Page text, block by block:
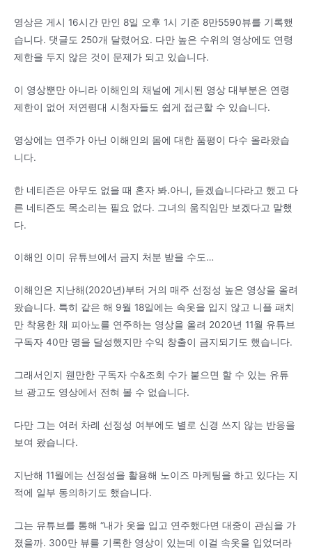
영상은 게시 16시간 만인 8일 오후 1시 기준 8만5590뷰를 기록했
습니다. 댓글도 250개 달렸어요. 다만 높은 수위의 영상에도 연령
제한을 두지 않은 것이 문제가 되고 있습니다.
이 영상뿐만 아니라 이해인의 채널에 게시된 영상 대부분은 연령
제한이 없어 저연령대 시청자들도 쉽게 접근할 수 있습니다.
영상에는 연주가 아닌 이해인의 몸에 대한 품평이 다수 올라왔습
니다.
한 네티즌은 아무도 없을 때 혼자 봐.아니, 듣겠습니다라고 했고 다
른 네티즌도 목소리는 필요 없다. 그녀의 움직임만 보겠다고 말했
다.
이해인 이미 유튜브에서 금지 처분 받을 수도…
이해인은 지난해(2020년)부터 거의 매주 선정성 높은 영상을 올려
왔습니다. 특히 같은 해 9월 18일에는 속옷을 입지 않고 니플 패치
만 착용한 채 피아노를 연주하는 영상을 올려 2020년 11월 유튜브
구독자 40만 명을 달성했지만 수익 창출이 금지되기도 했습니다.
그래서인지 웬만한 구독자 수&조회 수가 붙으면 할 수 있는 유튜
브 광고도 영상에서 전혀 볼 수 없습니다.
다만 그는 여러 차례 선정성 여부에도 별로 신경 쓰지 않는 반응을
보여 왔습니다.
지난해 11월에는 선정성을 활용해 노이즈 마케팅을 하고 있다는 지
적에 일부 동의하기도 했습니다.
그는 유튜브를 통해 “내가 옷을 입고 연주했다면 대중이 관심을 가
졌을까. 300만 뷰를 기록한 영상이 있는데 이걸 속옷을 입었더라